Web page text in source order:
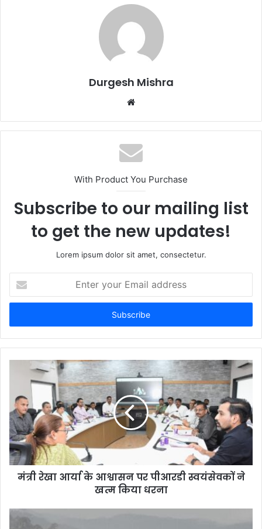
Durgesh Mishra
Website
With Product You Purchase
Subscribe to our mailing list
to get the new updates!
Lorem ipsum dolor sit amet, consectetur.
your
Email
मंत्री रेखा आर्या के आश्वासन पर पीआरडी स्वयंसेवकों ने
खत्म किया धरना